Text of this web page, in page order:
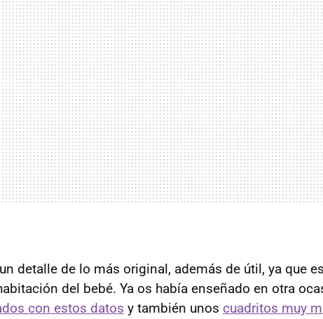
detalle de lo más original, además de útil, ya que
del bebé. Ya os había enseñado en otra
con estos datos y también unos cuadritos muy